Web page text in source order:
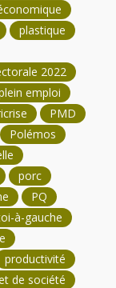
plastique
2022
emploi
PMD
Polémos
porc
PQ
à-gauche
productivité
de société